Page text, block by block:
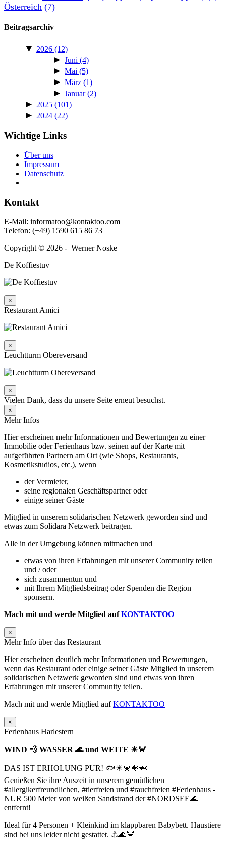
Österreich (7)
Beitragsarchiv
▼ 2026 (12)
► Juni (4)
► Mai (5)
► März (1)
► Januar(2)
► 2025 (101)
► 2024 (22)
Wichtige Links
Über uns
Impressum
Daten­schutz
Kontakt
E‑Mail: informatoo@kontaktoo.com
Telefon: (+49) 1590 615 86 73
Copyright © 2026 - Werner Noske
De Koffiestuv
×
Restaurant Amici
×
Leuchtturm Obereversand
×
Vielen Dank, dass du unsere Seite erneut besuchst.
×
Mehr Infos
Hier erscheinen mehr Informationen und Bewertungen zu einer
Immobilie oder Ferienhaus bzw. seinen auf der Karte mit
aufgeführten Partnern am Ort (wie Shops, Restaurants,
Kosmetikstudios, etc.), wenn
der Vermieter,
seine regionalen Geschäftspartner oder
einige seiner Gäste
Mitglied in unserem solidarischen Netzwerk geworden sind und
etwas zum Solidara Netzwerk beitragen.
Alle in der Umgebung können mitmachen und
etwas von ihren Erfahrungen mit unserer Community teilen
und / oder
sich zusammentun und
mit Ihrem Mitgliedsbeitrag oder Spenden die Region
sponsern.
Mach mit und werde Mitglied aufKONTAKTOO
×
Mehr Info über das Restaurant
Hier erscheinen deutlich mehr Informationen und Bewertungen,
wenn das Restaurant oder einige seiner Gäste Mitglied in unserem
solidarischen Netzwerk geworden sind und etwas von ihren
Erfahrungen mit unserer Community teilen.
Mach mit und werde Mitglied aufKONTAKTOO
×
Ferienhaus Harlestern
WIND 💨 WASSER 🌊 und WEITE ☀🦀
DAS IST ERHOLUNG PUR! 🐟☀🦀🐠🦈
Genießen Sie ihre Auszeit in unserem gemütlichen
#allergikerfreundlichen, #tierfreien und #rauchfreien #Ferienhaus -
NUR 500 Meter von weißen Sandstrand der #NORDSEE🌊
entfernt!
Ideal für 4 Personen + Kleinkind im klappbaren Babybett. Haustiere
sind bei uns leider nicht gestattet. ⚓🌊🦀